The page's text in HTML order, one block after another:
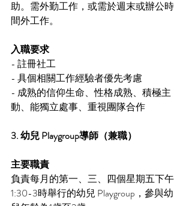
助。需外勤工作，或需於週末或辦公時
間外工作。
入職要求
- 註冊社工
- 具個相關工作經驗者優先考慮
- 成熟的信仰生命、性格成熟、積極主
動、能獨立處事、重視團隊合作
3. 幼兒 Playgroup導師（兼職）
主要職責
負責每月的第一、三、四個星期五下午
1:30-3時舉行的幼兒 Playgroup，參與幼